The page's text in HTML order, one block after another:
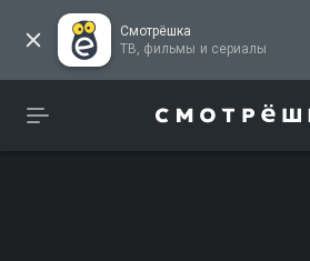
Смотрёшка
ТВ, фильмы и сериалы